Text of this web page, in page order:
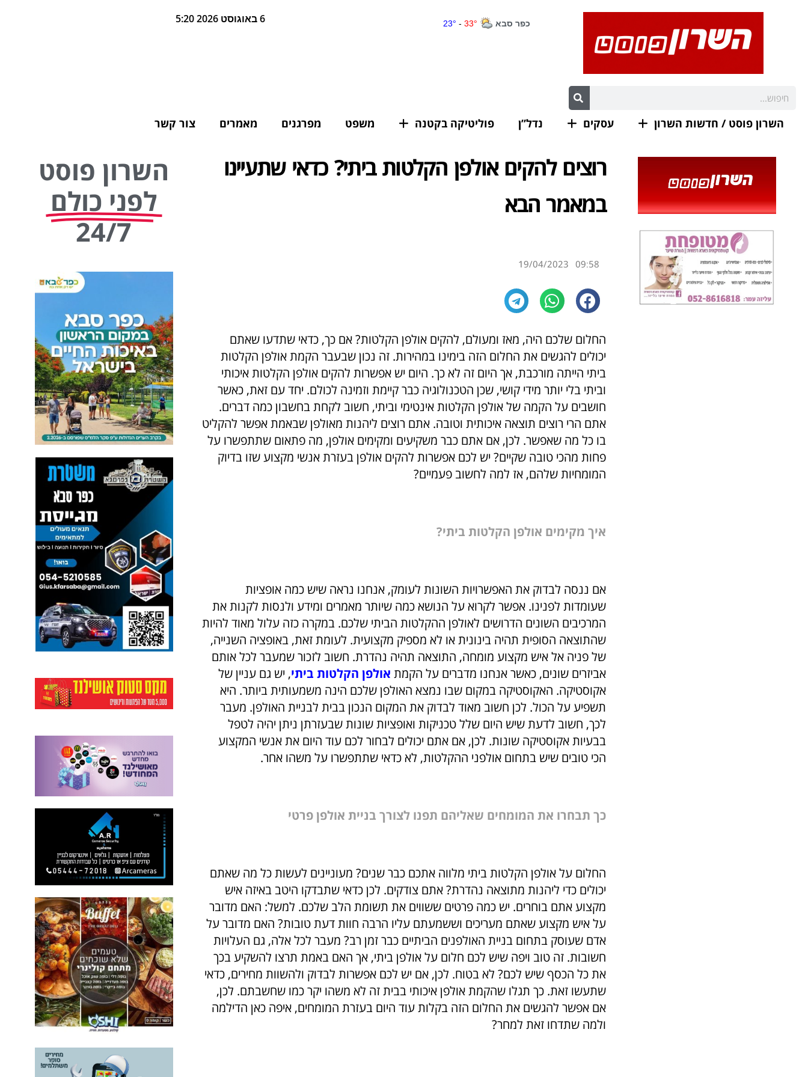
6 באוגוסט 2026 5:20
השרון פוסט / חדשות השרון עסקים נדל”ן פוליטיקה בקטנה משפט מפרגנים מאמרים צור קשר
רוצים להקים אולפן הקלטות ביתי? כדאי שתעיינו
במאמר הבא
09:58
19/04/2023
החלום שלכם היה, מאז ומעולם, להקים אולפן הקלטות? אם כך, כדאי שתדעו שאתם
יכולים להגשים את החלום הזה בימינו במהירות. זה נכון שבעבר הקמת אולפן הקלטות
ביתי הייתה מורכבת, אך היום זה לא כך. היום יש אפשרות להקים אולפן הקלטות איכותי
וביתי בלי יותר מידי קושי, שכן הטכנולוגיה כבר קיימת וזמינה לכולם. יחד עם זאת, כאשר
חושבים על הקמה של אולפן הקלטות אינטימי וביתי, חשוב לקחת בחשבון כמה דברים.
אתם הרי רוצים תוצאה איכותית וטובה. אתם רוצים ליהנות מאולפן שבאמת אפשר להקליט
בו כל מה שאפשר. לכן, אם אתם כבר משקיעים ומקימים אולפן, מה פתאום שתתפשרו על
פחות מהכי טובה שקיים? יש לכם אפשרות להקים אולפן בעזרת אנשי מקצוע שזו בדיוק
המומחיות שלהם, אז למה לחשוב פעמיים?
איך מקימים אולפן הקלטות ביתי?
אם ננסה לבדוק את האפשרויות השונות לעומק, אנחנו נראה שיש כמה אופציות
שעומדות לפנינו. אפשר לקרוא על הנושא כמה שיותר מאמרים ומידע ולנסות לקנות את
המרכיבים השונים הדרושים לאולפן ההקלטות הביתי שלכם. במקרה כזה עלול מאוד להיות
שהתוצאה הסופית תהיה בינונית או לא מספיק מקצועית. לעומת זאת, באופציה השנייה,
של פניה אל איש מקצוע מומחה, התוצאה תהיה נהדרת. חשוב לזכור שמעבר לכל אותם
אביזרים שונים, כאשר אנחנו מדברים על הקמת אולפן הקלטות ביתי, יש גם עניין של
אקוסטיקה. האקוסטיקה במקום שבו נמצא האולפן שלכם הינה משמעותית ביותר. היא
תשפיע על הכול. לכן חשוב מאוד לבדוק את המקום הנכון בבית לבניית האולפן. מעבר
לכך, חשוב לדעת שיש היום שלל טכניקות ואופציות שונות שבעזרתן ניתן יהיה לטפל
בבעיות אקוסטיקה שונות. לכן, אם אתם יכולים לבחור לכם עוד היום את אנשי המקצוע
הכי טובים שיש בתחום אולפני ההקלטות, לא כדאי שתתפשרו על משהו אחר.
כך תבחרו את המומחים שאליהם תפנו לצורך בניית אולפן פרטי
החלום על אולפן הקלטות ביתי מלווה אתכם כבר שנים? מעוניינים לעשות כל מה שאתם
יכולים כדי ליהנות מתוצאה נהדרת? אתם צודקים. לכן כדאי שתבדקו היטב באיזה איש
מקצוע אתם בוחרים. יש כמה פרטים ששווים את תשומת הלב שלכם. למשל: האם מדובר
על איש מקצוע שאתם מעריכים וששמעתם עליו הרבה חוות דעת טובות? האם מדובר על
אדם שעוסק בתחום בניית האולפנים הביתיים כבר זמן רב? מעבר לכל אלה, גם העלויות
חשובות. זה טוב ויפה שיש לכם חלום על אולפן ביתי, אך האם באמת תרצו להשקיע בכך
את כל הכסף שיש לכם? לא בטוח. לכן, אם יש לכם אפשרות לבדוק ולהשוות מחירים, כדאי
שתעשו זאת. כך תגלו שהקמת אולפן איכותי בבית זה לא משהו יקר כמו שחשבתם. לכן,
אם אפשר להגשים את החלום הזה בקלות עוד היום בעזרת המומחים, איפה כאן הדילמה
ולמה שתדחו זאת למחר?
השרון פוסט
לפני כולם
24/7